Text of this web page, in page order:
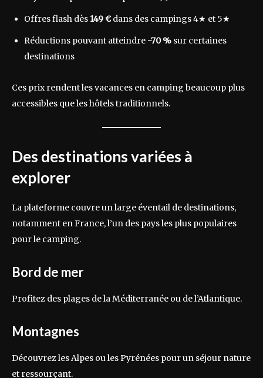
Offres flash dès 149 € dans des campings 4★ et 5★
Réductions pouvant atteindre -70 % sur certaines
destinations
Ces prix rendent les vacances en camping beaucoup plus
accessibles que les hôtels traditionnels.
Des destinations variées à
explorer
La plateforme couvre un large éventail de destinations,
notamment en France, l’un des pays les plus populaires
pour le camping.
Bord de mer
Profitez des plages de la Méditerranée ou de l’Atlantique.
Montagnes
Découvrez les Alpes ou les Pyrénées pour un séjour nature
et ressourçant.